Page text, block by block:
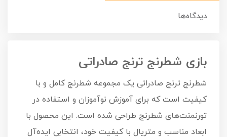
دیدگاه‌ها
بازی شطرنج ترنج صادراتی
شطرنج ترنج صادراتی یک مجموعه شطرنج کامل و با
کیفیت است که برای آموزش نوآموزان و استفاده در
تورنمنت‌های شطرنج طراحی شده است. این محصول با
ابعاد مناسب و متریال با کیفیت خود، انتخابی ایده‌آل